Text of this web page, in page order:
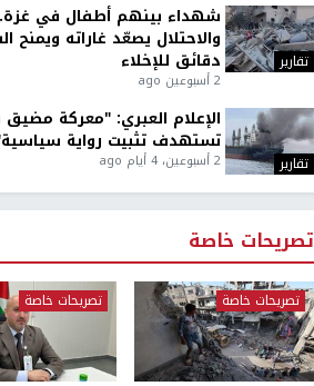
تقارير
شهداء بينهم أطفال في
والاحتلال يصعّد غاراته ويمنح
دقائق للإخلاء
2 أسبوعين ago
تقارير
الإعلام العبري: "معركة
تستهدف تثبيت رواية
2 أسبوعين، 4 أيام ago
تصريحات خاصة
تصريحات خاصة تصريحات خاصة